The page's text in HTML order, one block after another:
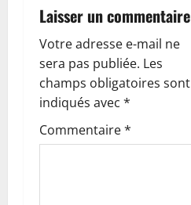
i
o
n
d
’
Laisser un commentaire
Votre adresse e-mail ne
sera pas publiée. Les
champs obligatoires sont
indiqués avec *
Commentaire*